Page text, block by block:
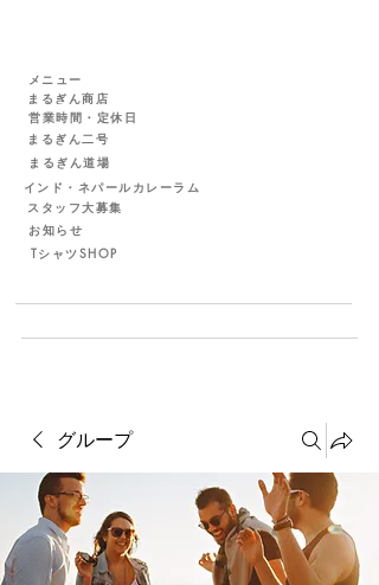
メニュー
まるぎん商店
営業時間・定休日
まるぎん二号
まるぎん道場
インド・ネパールカレーラム
スタッフ大募集
お知らせ
TシャツSHOP
グループ